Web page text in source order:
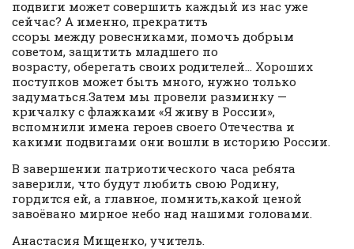
подвиги может совершить каждый из нас уже
сейчас? А именно, прекратить
ссоры между ровесниками, помочь добрым
советом, защитить младшего по
возрасту, оберегать своих родителей… Хороших
поступков может быть много, нужно только
задуматься.Затем мы провели разминку —
кричалку с флажками «Я живу в России»,
вспомнили имена героев своего Отечества и
какими подвигами они вошли в историю России.
В завершении патриотического часа ребята
заверили, что будут любить свою Родину,
гордится ей, а главное, помнить,какой ценой
завоёвано мирное небо над нашими головами.
Анастасия Мищенко, учитель.